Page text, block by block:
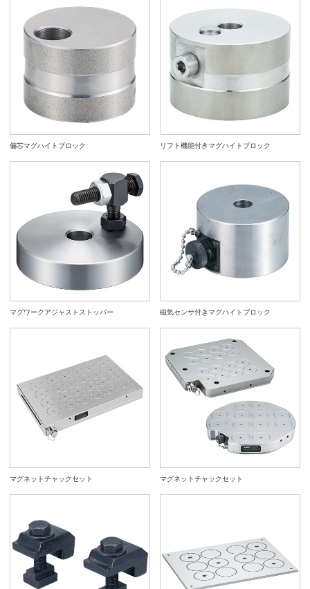
偏芯マグハイトブロック リフト機能付きマグハイトブロック
マグワークアジャストストッパー 磁気センサ付きマグハイトブロック
マグネットチャックセット マグネットチャックセット